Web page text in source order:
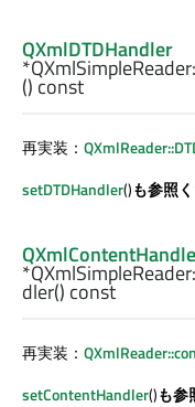
QXmlDTDHandler
() const
再実装：
setDTDHandler()も参照
dler() const
再実装：
setContentHandler()も参